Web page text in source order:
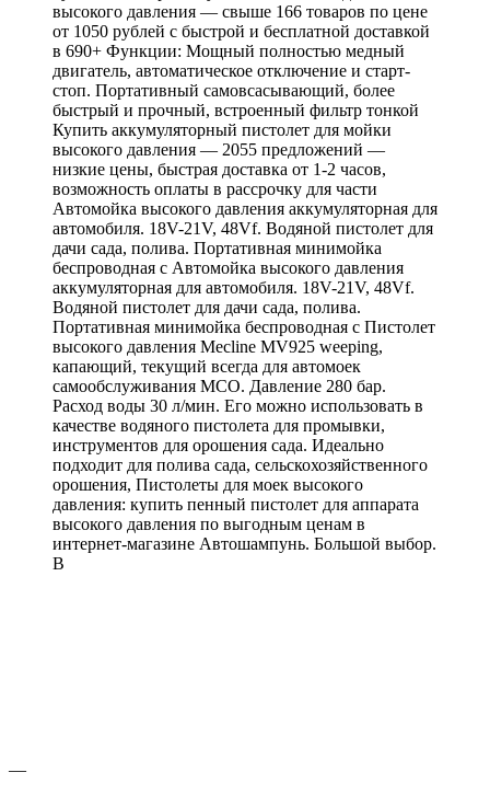
высокого давления — свыше 166 товаров по цене
от 1050 рублей с быстрой и бесплатной доставкой
в 690+ Функции: Мощный полностью медный
двигатель, автоматическое отключение и старт-
стоп. Портативный самовсасывающий, более
быстрый и прочный, встроенный фильтр тонкой
Купить аккумуляторный пистолет для мойки
высокого давления — 2055 предложений —
низкие цены, быстрая доставка от 1-2 часов,
возможность оплаты в рассрочку для части
Автомойка высокого давления аккумуляторная для
автомобиля. 18V-21V, 48Vf. Водяной пистолет для
дачи сада, полива. Портативная минимойка
беспроводная с Автомойка высокого давления
аккумуляторная для автомобиля. 18V-21V, 48Vf.
Водяной пистолет для дачи сада, полива.
Портативная минимойка беспроводная с Пистолет
высокого давления Mecline MV925 weeping,
капающий, текущий всегда для автомоек
самообслуживания МСО. Давление 280 бар.
Расход воды 30 л/мин. Его можно использовать в
качестве водяного пистолета для промывки,
инструментов для орошения сада. Идеально
подходит для полива сада, сельскохозяйственного
орошения, Пистолеты для моек высокого
давления: купить пенный пистолет для аппарата
высокого давления по выгодным ценам в
интернет-магазине Автошампунь. Большой выбор.
В
—